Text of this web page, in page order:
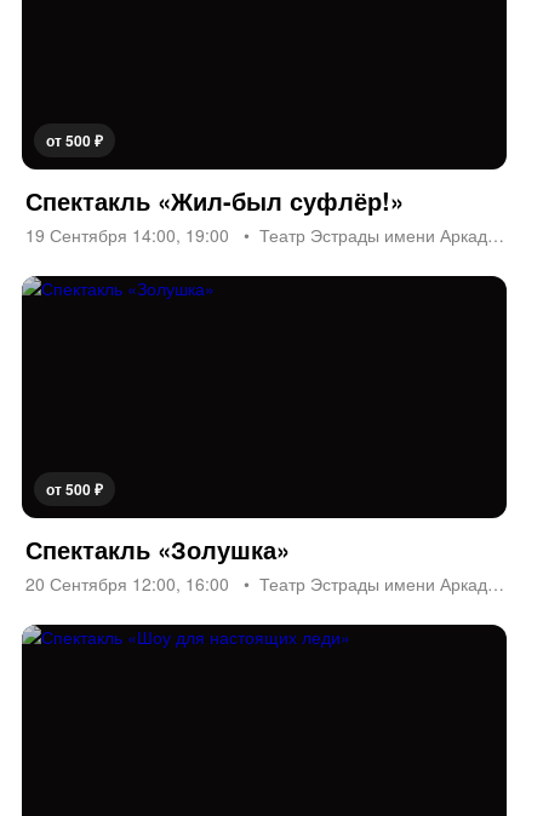
от 500 ₽
Спектакль «Жил-был суфлёр!»
19 Сентября 14:00, 19:00 Театр Эстрады имени Аркадия Райкина
от 500 ₽
Спектакль «Золушка»
20 Сентября 12:00, 16:00 Театр Эстрады имени Аркадия Райкина